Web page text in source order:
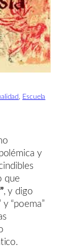
, Escuela
y
que
, y digo
“poema”